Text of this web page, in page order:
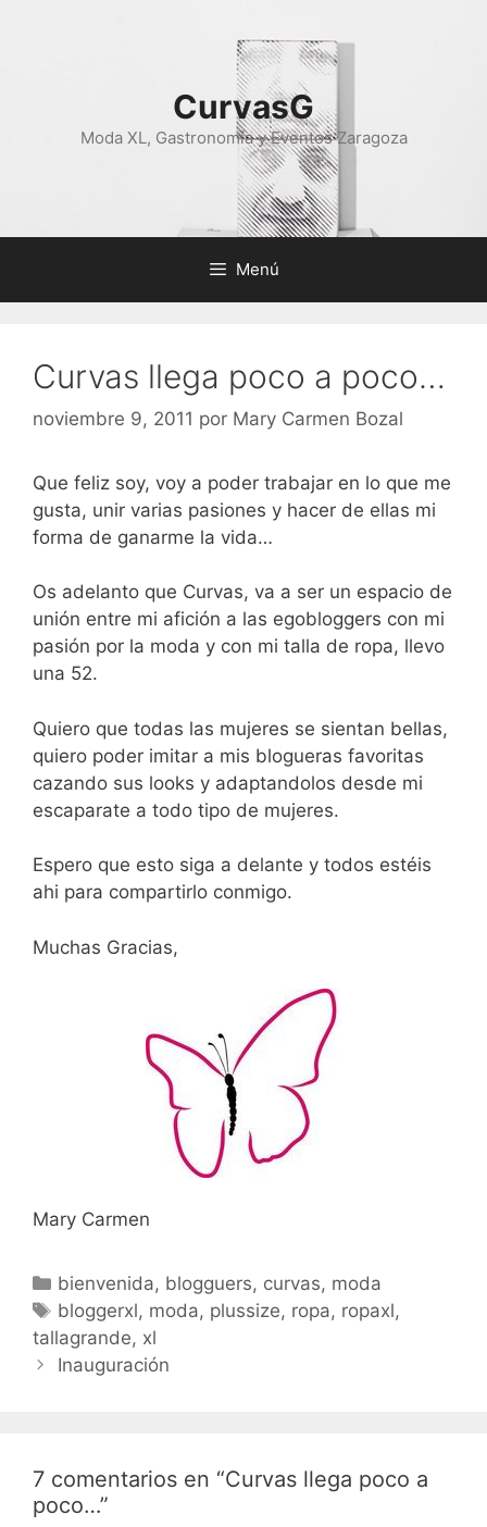
CurvasG
Moda XL, Gastronomía y Eventos Zaragoza
Menú
Curvas llega poco a poco…
noviembre 9, 2011 por Mary Carmen Bozal
Que feliz soy, voy a poder trabajar en lo que me
gusta, unir varias pasiones y hacer de ellas mi
forma de ganarme la vida…
Os adelanto que Curvas, va a ser un espacio de
unión entre mi afición a las egobloggers con mi
pasión por la moda y con mi talla de ropa, llevo
una 52.
Quiero que todas las mujeres se sientan bellas,
quiero poder imitar a mis blogueras favoritas
cazando sus looks y adaptandolos desde mi
escaparate a todo tipo de mujeres.
Espero que esto siga a delante y todos estéis
ahi para compartirlo conmigo.
Muchas Gracias,
Mary Carmen
Categorías
bienvenida, blogguers, curvas, moda
Etiquetas
bloggerxl, moda, plussize, ropa, ropaxl,
tallagrande, xl
Navegación
Inauguración
7 comentarios en “Curvas llega poco a
poco…”